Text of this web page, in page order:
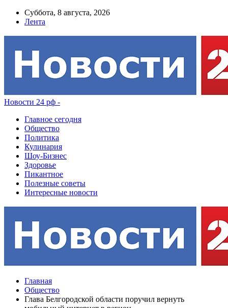
Суббота, 8 августа, 2026
Лента
Новости 24 рф -
Главное сегодня
Общество
Политика
Кулинария
Шоу-Бизнес
Здоровье
Пикантное
Полезные советы
Интересные новости
Главная
Общество
Глава Белгородской области поручил вернуть